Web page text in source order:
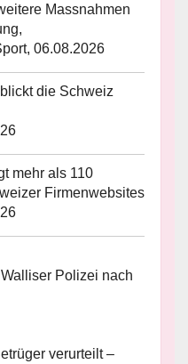
Massnahmen
06.08.2026
die Schweiz
mehr als 110
Firmenwebsites
Polizei nach
verurteilt –